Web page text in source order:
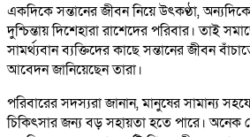
একদিকে সন্তানের জীবন নিয়ে উৎকণ্ঠা,
দুশ্চিন্তায় দিশেহারা রাশেদের পরিবার। তাই
সামর্থ্যবান ব্যক্তিদের কাছে সন্তানের জীবন
আবেদন জানিয়েছেন তারা।
পরিবারের সদস্যরা জানান, মানুষের সামান্য
চিকিৎসার জন্য বড় সহায়তা হতে পারে।